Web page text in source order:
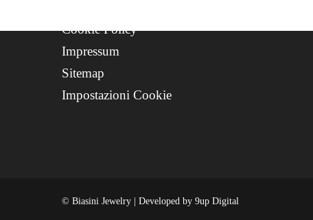
Cookie Policy
Impressum
Sitemap
Impostazioni Cookie
© Biasini Jewelry | Developed by 9up Digital